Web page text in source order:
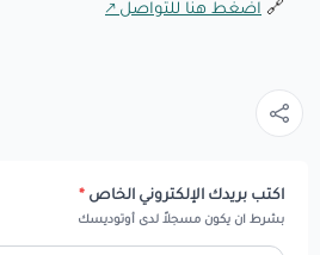
🔗 اضغط هنا للتواصل
اكتب بريدك الإلكتروني الخاص *
بشرط ان يكون مسجلاً لدى أوتوديسك